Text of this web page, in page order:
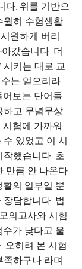
다. 위를 기반으
월히 수험생활
원하게 버리
갔습니다. 더
시키는 대로 교
는 얻으리라
보는 단어들
하고 무념무상
험에 가까워
있었고 이 시
했습니다. 초
만큼 안 나온다
의 일부일 뿐
담합니다. 법
의고사와 시험
가 낮다고 울
오히려 본 시험
하구나 라며